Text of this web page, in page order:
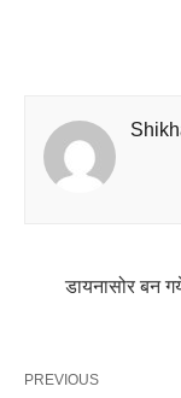
डायनासोर बन
PREVIOUS